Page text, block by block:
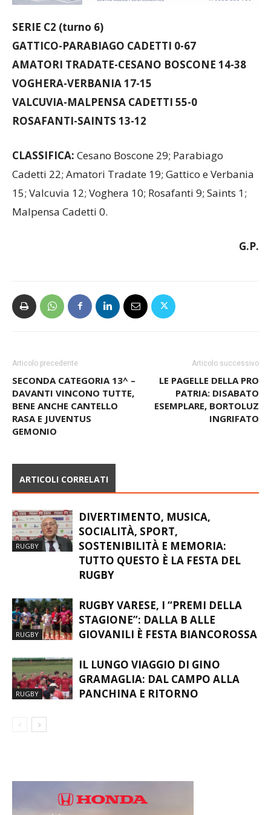
SERIE C2 (turno 6)
GATTICO-PARABIAGO CADETTI 0-67
AMATORI TRADATE-CESANO BOSCONE 14-38
VOGHERA-VERBANIA 17-15
VALCUVIA-MALPENSA CADETTI 55-0
ROSAFANTI-SAINTS 13-12
CLASSIFICA: Cesano Boscone 29; Parabiago
Cadetti 22; Amatori Tradate 19; Gattico e Verbania
15; Valcuvia 12; Voghera 10; Rosafanti 9; Saints 1;
Malpensa Cadetti 0.
G.P.
Articolo precedente
SECONDA CATEGORIA 13^ –
DAVANTI VINCONO TUTTE,
BENE ANCHE CANTELLO
RASA E JUVENTUS
GEMONIO
Articolo successivo
LE PAGELLE DELLA PRO
PATRIA: DISABATO
ESEMPLARE, BORTOLUZ
INGRIFATO
ARTICOLI CORRELATI
RUGBY
DIVERTIMENTO, MUSICA,
SOCIALITÀ, SPORT,
SOSTENIBILITÀ E MEMORIA:
TUTTO QUESTO È LA FESTA DEL
RUGBY
RUGBY
RUGBY VARESE, I “PREMI DELLA
STAGIONE”: DALLA B ALLE
GIOVANILI È FESTA BIANCOROSSA
RUGBY
IL LUNGO VIAGGIO DI GINO
GRAMAGLIA: DAL CAMPO ALLA
PANCHINA E RITORNO